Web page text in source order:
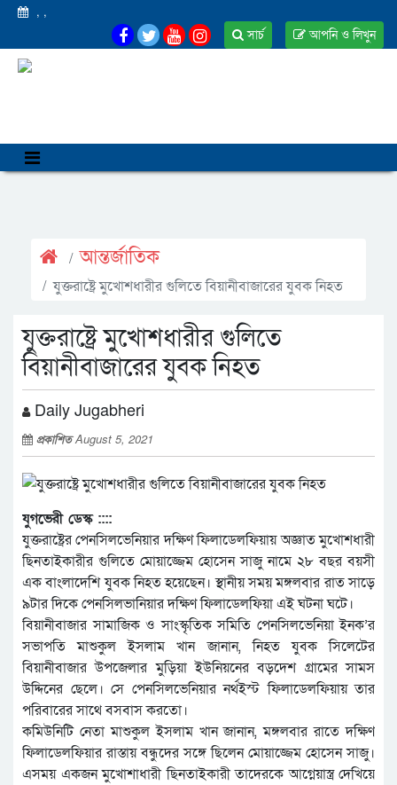
, ,
আপনি ও লিখুন
সার্চ
আন্তর্জাতিক
যুক্তরাষ্ট্রে মুখোশধারীর গুলিতে বিয়ানীবাজারের যুবক নিহত
যুক্তরাষ্ট্রে মুখোশধারীর গুলিতে
বিয়ানীবাজারের যুবক নিহত
Daily Jugabheri
প্রকাশিতAugust 5, 2021
যুগভেরী ডেস্ক ::::
যুক্তরাষ্ট্রের পেনসিলভেনিয়ার দক্ষিণ ফিলাডেলফিয়ায় অজ্ঞাত মুখোশধারী
ছিনতাইকারীর গুলিতে মোয়াজ্জেম হোসেন সাজু নামে ২৮ বছর বয়সী
এক বাংলাদেশি যুবক নিহত হয়েছেন। স্থানীয় সময় মঙ্গলবার রাত সাড়ে
৯টার দিকে পেনসিলভানিয়ার দক্ষিণ ফিলাডেলফিয়া এই ঘটনা ঘটে।
বিয়ানীবাজার সামাজিক ও সাংস্কৃতিক সমিতি পেনসিলভেনিয়া ইনক’র
সভাপতি মাশুকুল ইসলাম খান জানান, নিহত যুবক সিলেটের
বিয়ানীবাজার উপজেলার মুড়িয়া ইউনিয়নের বড়দেশ গ্রামের সামস
উদ্দিনের ছেলে। সে পেনসিলভেনিয়ার নর্থইস্ট ফিলাডেলফিয়ায় তার
পরিবারের সাথে বসবাস করতো।
কমিউনিটি নেতা মাশুকুল ইসলাম খান জানান, মঙ্গলবার রাতে দক্ষিণ
ফিলাডেলফিয়ার রাস্তায় বন্ধুদের সঙ্গে ছিলেন মোয়াজ্জেম হোসেন সাজু।
এসময় একজন মুখোশাধারী ছিনতাইকারী তাদেরকে আগ্নেয়াস্ত্র দেখিয়ে